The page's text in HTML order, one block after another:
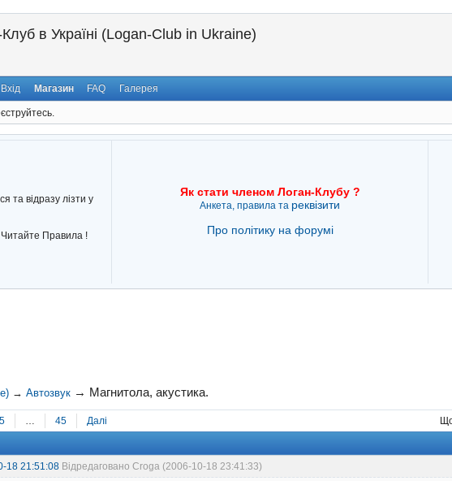
в Україні (Logan-Club in Ukraine)
Вхід Магазин FAQ Галерея
та відразу лізти у
Правила !
Як стати членом Логан-Клубу ?
Анкета, правила та реквізити
Про політику на форумі
→ Автозвук → Магнитола, акустика.
5 … 45 Далі
18 21:51:08 Відредаговано Croga (2006-10-18 23:41:33)